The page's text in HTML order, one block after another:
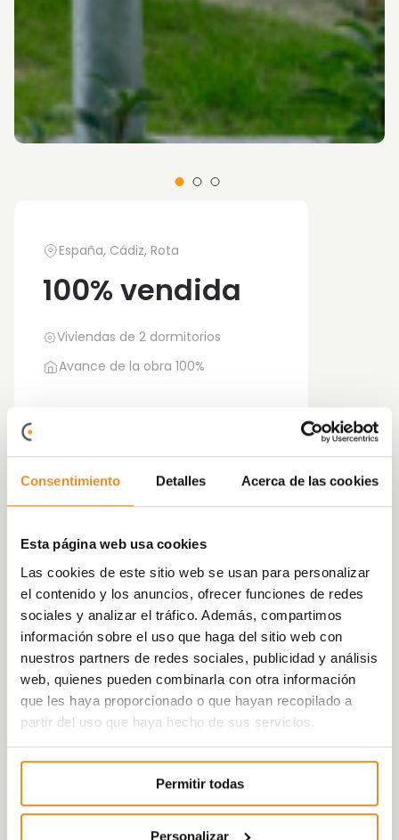
Consentimiento Detalles Acerca de las cookies
Esta página web usa cookies
Las cookies de este sitio web se usan para personalizar
el contenido y los anuncios, ofrecer funciones de redes
sociales y analizar el tráfico. Además, compartimos
información sobre el uso que haga del sitio web con
nuestros partners de redes sociales, publicidad y análisis
web, quienes pueden combinarla con otra información
que les haya proporcionado o que hayan recopilado a
partir del uso que haya hecho de sus servicios.
Permitir todas
Personalizar
España, Cádiz, Rota
100% vendida
Viviendas de 2 dormitorios
Avance de la obra 100%
Célere Punta Candor IIes un conjunto
funcionalidades de un residencial moderno. Está
integrado por
80 viviendas de 1, 2 y 3
dormitorios en planta baja, primera planta
o ático. Todas las viviendas cuentas con terraza
a excepción de las de un dormitorio.
Célere Punta Candor II es una urbanización
privada y cuenta con zonas comunes, pensadas
para disfrutar del ocio y del deporte
optimizando al máximo tú tiempo libre.
Dispone de una agradablepiscina y zonas
donde disfrutar con tu familia, una
sala social-gourmet con zona de juegos
para niños, un espacio salud y un gimnasio